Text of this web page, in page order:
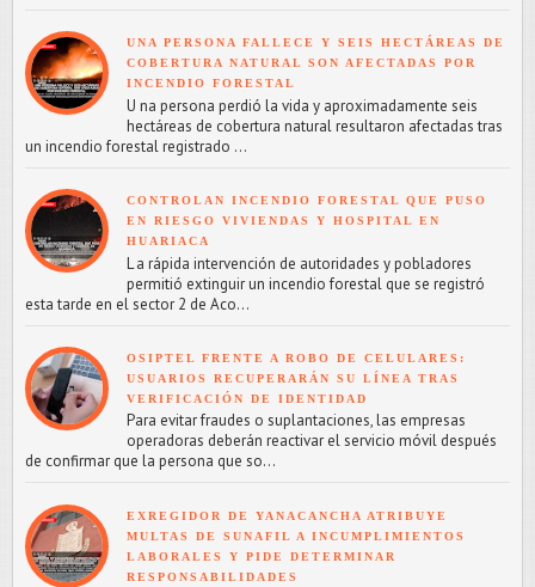
UNA PERSONA FALLECE Y SEIS HECTÁREAS DE
COBERTURA NATURAL SON AFECTADAS POR
INCENDIO FORESTAL
U na persona perdió la vida y aproximadamente seis
hectáreas de cobertura natural resultaron afectadas tras
un incendio forestal registrado ...
CONTROLAN INCENDIO FORESTAL QUE PUSO
EN RIESGO VIVIENDAS Y HOSPITAL EN
HUARIACA
L a rápida intervención de autoridades y pobladores
permitió extinguir un incendio forestal que se registró
esta tarde en el sector 2 de Aco...
OSIPTEL FRENTE A ROBO DE CELULARES:
USUARIOS RECUPERARÁN SU LÍNEA TRAS
VERIFICACIÓN DE IDENTIDAD
Para evitar fraudes o suplantaciones, las empresas
operadoras deberán reactivar el servicio móvil después
de confirmar que la persona que so...
EXREGIDOR DE YANACANCHA ATRIBUYE
MULTAS DE SUNAFIL A INCUMPLIMIENTOS
LABORALES Y PIDE DETERMINAR
RESPONSABILIDADES